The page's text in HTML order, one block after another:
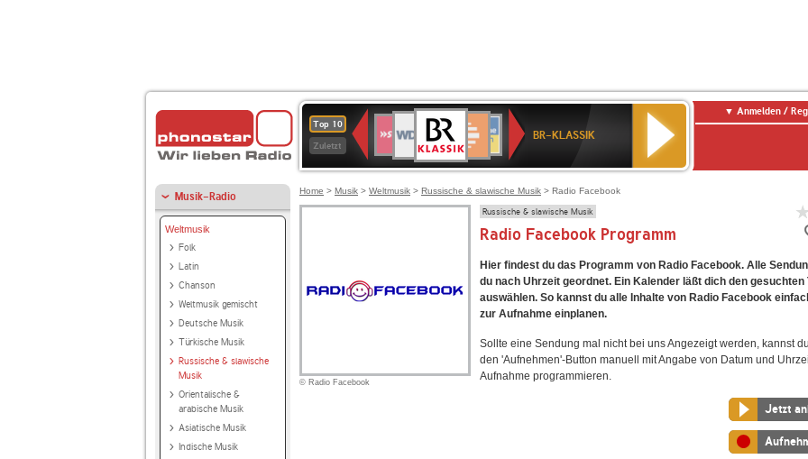
Top 10
Zuletzt
Deutschlandfunk
80er
90er
OLDIE
ANTENNE
4
BR-
KLASSIK
Deutschlandfunk
Kultur
ANTENNE
BAYERN
SWR
Kultur
NDR
2
BR-KLASSIK
Anmelden /
Musik-Radio
Weltmusik
Folk
Latin
Chanson
Weltmusik gemischt
Deutsche Musik
Türkische Musik
Russische & slawische
Musik
Orientalische &
arabische Musik
Asiatische Musik
Indische Musik
Home > Musik > Weltmusik > Russische & slawische Musik > Radio Facebook
© Radio Facebook
Russische & slawische Musik
Radio Facebook Programm
Hier findest du das Programm von Radio Facebook. Alle
du nach Uhrzeit geordnet. Ein Kalender läßt dich den gesuchten
auswählen. So kannst du alle Inhalte von Radio Facebook
zur Aufnahme einplanen.
Sollte eine Sendung mal nicht bei uns Angezeigt werden, kannst
den 'Aufnehmen'-Button manuell mit Angabe von Datum und
Aufnahme programmieren.
Jetzt